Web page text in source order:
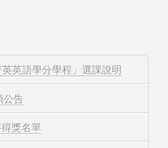
英語學分學程」選課說明
公告
獎名單